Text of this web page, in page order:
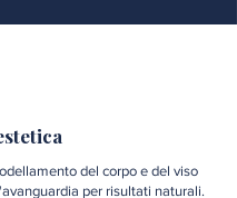
del corpo e del viso
per risultati naturali.